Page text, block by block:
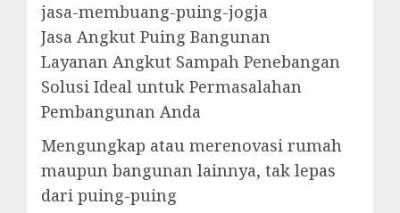
jasa-membuang-puing-jogja
Jasa Angkut Puing Bangunan
Layanan Angkut Sampah Penebangan
Solusi Ideal untuk Permasalahan
Pembangunan Anda
Mengungkap atau merenovasi rumah
maupun bangunan lainnya, tak lepas
dari puing-puing